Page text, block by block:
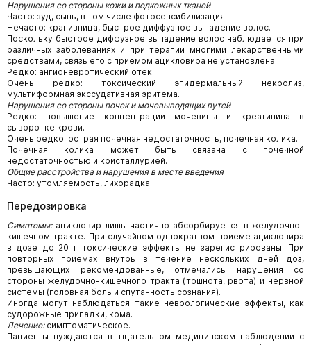
Нарушения со стороны кожи и подкожных тканей
Часто: зуд, сыпь, в том числе фотосенсибилизация.
Нечасто: крапивница, быстрое диффузное выпадение волос.
Поскольку быстрое диффузное выпадение волос наблюдается при
различных заболеваниях и при терапии многими лекарственными
средствами, связь его с приемом ацикловира не установлена.
Редко: ангионевротический отек.
Очень редко: токсический эпидермальный некролиз,
мультиформная экссудативная эритема.
Нарушения со стороны почек и мочевыводящих путей
Редко: повышение концентрации мочевины и креатинина в
сыворотке крови.
Очень редко: острая почечная недостаточность, почечная колика.
Почечная колика может быть связана с почечной
недостаточностью и кристаллурией.
Общие расстройства и нарушения в месте введения
Часто: утомляемость, лихорадка.
Передозировка
Симптомы:ацикловир лишь частично абсорбируется в желудочно-
кишечном тракте. При случайном однократном приеме ацикловира
в дозе до 20 г токсические эффекты не зарегистрированы. При
повторных приемах внутрь в течение нескольких дней доз,
превышающих рекомендованные, отмечались нарушения со
стороны желудочно-кишечного тракта (тошнота, рвота) и нервной
системы (головная боль и спутанность сознания).
Иногда могут наблюдаться такие неврологические эффекты, как
судорожные припадки, кома.
Лечение:симптоматическое.
Пациенты нуждаются в тщательном медицинском наблюдении с